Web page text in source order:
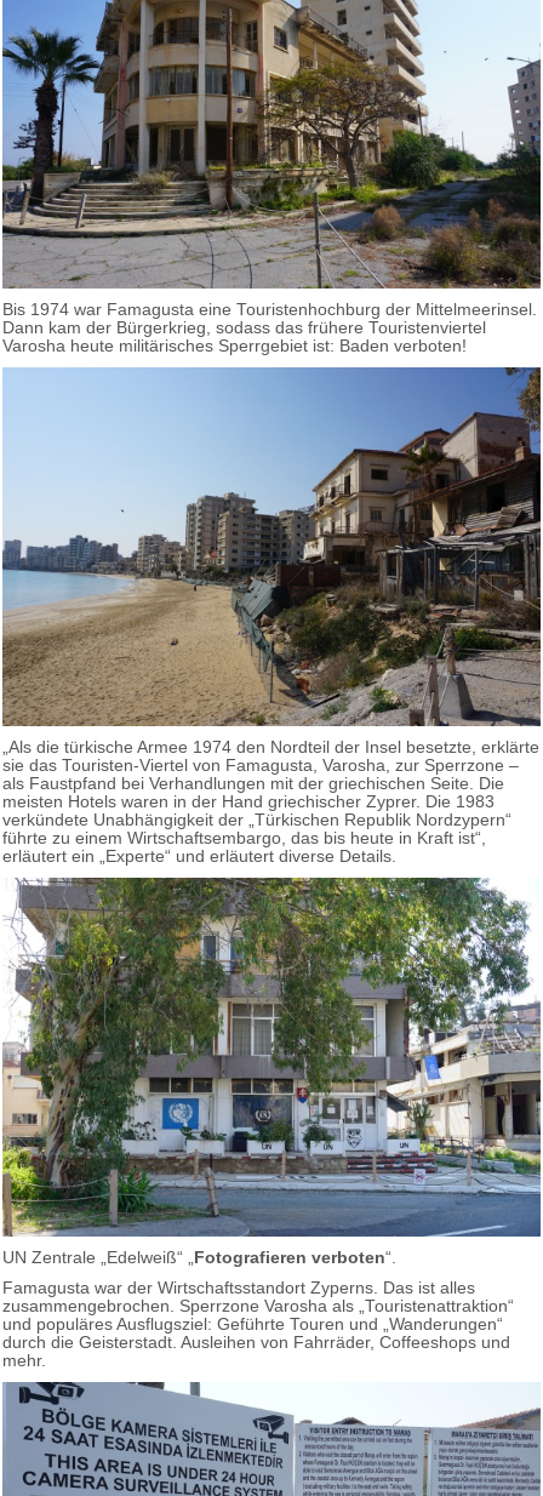
Bis 1974 war Famagusta eine Touristenhochburg der Mittelmeerinsel.
Dann kam der Bürgerkrieg, sodass das frühere Touristenviertel
Varosha heute militärisches Sperrgebiet ist: Baden verboten!
„Als die türkische Armee 1974 den Nordteil der Insel besetzte, erklärte
sie das Touristen-Viertel von Famagusta, Varosha, zur Sperrzone –
als Faustpfand bei Verhandlungen mit der griechischen Seite. Die
meisten Hotels waren in der Hand griechischer Zyprer. Die 1983
verkündete Unabhängigkeit der „Türkischen Republik Nordzypern“
führte zu einem Wirtschaftsembargo, das bis heute in Kraft ist“,
erläutert ein „Experte“ und erläutert diverse Details.
UN Zentrale „Edelweiß“ „ Fotografieren verboten“.
Famagusta war der Wirtschaftsstandort Zyperns. Das ist alles
zusammengebrochen. Sperrzone Varosha als „Touristenattraktion“
und populäres Ausflugsziel: Geführte Touren und „Wanderungen“
durch die Geisterstadt. Ausleihen von Fahrräder, Coffeeshops und
mehr.